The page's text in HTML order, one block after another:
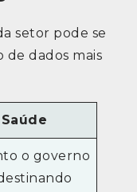
setor pode se
dados mais
o governo